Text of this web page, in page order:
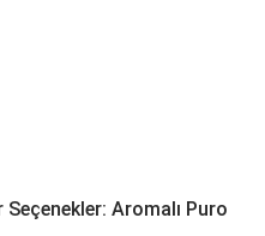
Aromalı Puro